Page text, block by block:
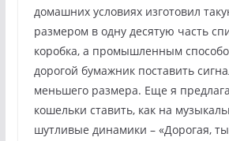
домашних условиях изготовил
размером в одну десятую часть
коробка, а промышленным
дорогой бумажник поставить
меньшего размера. Еще я
кошельки ставить, как на
шутливые динамики – «Дорогая,